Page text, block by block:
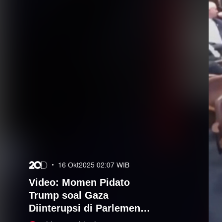
• 16 Okt2025 02:07 WIB
Video: Momen Pidato
Trump soal Gaza
Diinterupsi di Parlemen